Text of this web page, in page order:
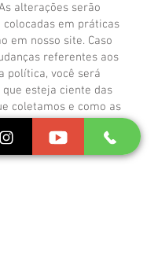
alterações serão
em práticas
em nosso site. Caso
referentes aos
política, você será
esteja ciente das
coletamos e como as